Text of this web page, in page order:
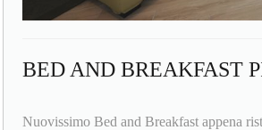
BED AND BREAKFAST
Nuovissimo Bed and Breakfast appena